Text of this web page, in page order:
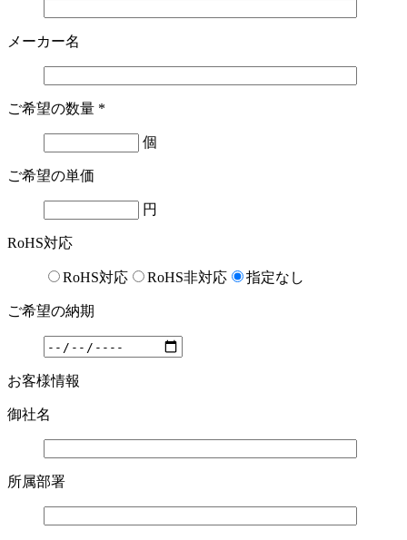
メーカー名
ご希望の数量 *
個
ご希望の単価
円
RoHS対応
RoHS対応 RoHS非対応 指定なし
ご希望の納期
お客様情報
御社名
所属部署